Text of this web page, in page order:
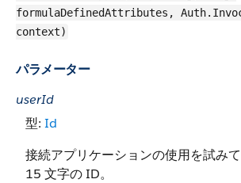
formulaDefinedAttributes,
context)
パラメーター
userId
型: Id
接続アプリケーションの使用を試み
15 文字の ID。